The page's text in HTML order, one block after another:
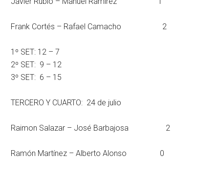
Frank Cortés – Rafael Camacho 2
1º SET: 12 – 7
2º SET: 9 – 12
3º SET: 6 – 15
TERCERO Y CUARTO: 24 de julio
Raimon Salazar – José Barbajosa 2
Ramón Martínez – Alberto Alonso 0